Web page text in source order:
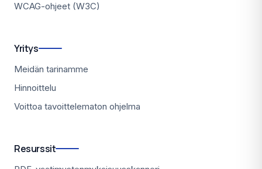
WCAG-ohjeet (W3C)
Yritys
Meidän tarinamme
Hinnoittelu
Voittoa tavoittelematon ohjelma
Resurssit